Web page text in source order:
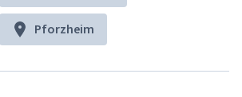
Pforzheim